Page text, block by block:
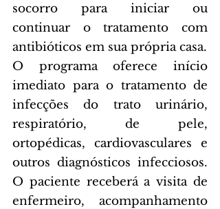
socorro para iniciar ou
continuar o tratamento com
antibióticos em sua própria casa.
O programa oferece início
imediato para o tratamento de
infecções do trato urinário,
respiratório, de pele,
ortopédicas, cardiovasculares e
outros diagnósticos infecciosos.
O paciente receberá a visita de
enfermeiro, acompanhamento